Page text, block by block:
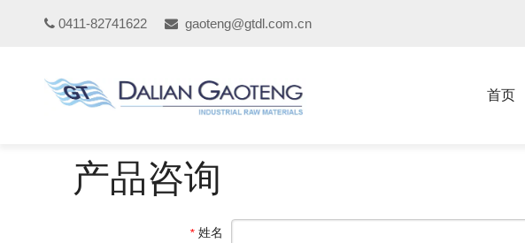
 0411-82741622  gaoteng@gtdl.com.cn
首页
产品咨询
* 姓名